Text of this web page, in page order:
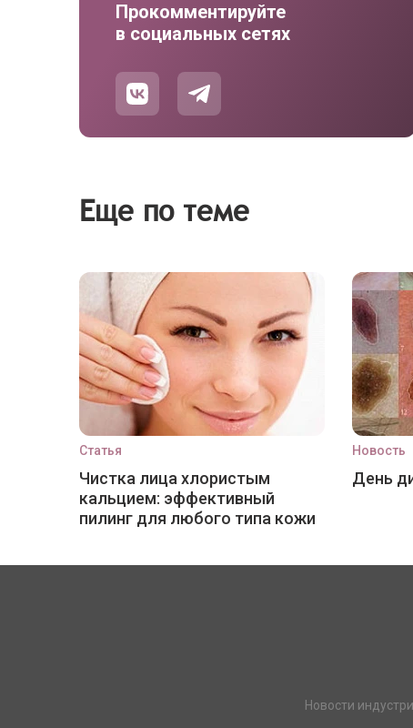
Прокомментируйте
в социальных сетях
Еще по теме
Статья
Чистка лица хлористым
кальцием: эффективный
пилинг для любого типа кожи
Новость
День
Новости